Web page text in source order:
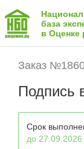
база
в Оценке
Заказ
Срок
до